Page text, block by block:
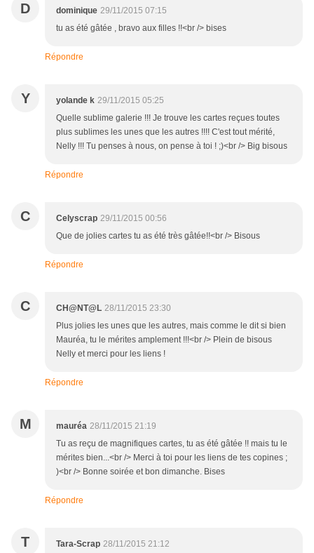
D dominique 29/11/2015 07:15
tu as été gâtée , bravo aux filles !!<br /> bises
Répondre
Y yolande k 29/11/2015 05:25
Quelle sublime galerie !!! Je trouve les cartes reçues toutes
plus sublimes les unes que les autres !!!! C'est tout mérité,
Nelly !!! Tu penses à nous, on pense à toi ! ;)<br /> Big bisous
Répondre
C Celyscrap 29/11/2015 00:56
Que de jolies cartes tu as été très gâtée!!<br /> Bisous
Répondre
C CH@NT@L 28/11/2015 23:30
Plus jolies les unes que les autres, mais comme le dit si bien
Mauréa, tu le mérites amplement !!!<br /> Plein de bisous
Nelly et merci pour les liens !
Répondre
M mauréa 28/11/2015 21:19
Tu as reçu de magnifiques cartes, tu as été gâtée !! mais tu le
mérites bien...<br /> Merci à toi pour les liens de tes copines ;
)<br /> Bonne soirée et bon dimanche. Bises
Répondre
T Tara-Scrap 28/11/2015 21:12